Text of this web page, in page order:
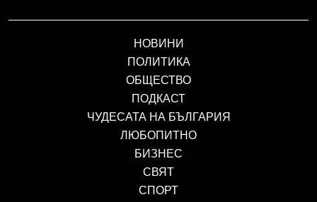
НОВИНИ
ПОЛИТИКА
ОБЩЕСТВО
ПОДКАСТ
ЧУДЕСАТА НА БЪЛГАРИЯ
ЛЮБОПИТНО
БИЗНЕС
СВЯТ
СПОРТ